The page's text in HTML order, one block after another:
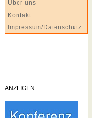
Über uns
Kontakt
Impressum/Datenschutz
ANZEIGEN